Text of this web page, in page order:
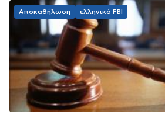
Αποκαθήλωση ελληνικό FBI